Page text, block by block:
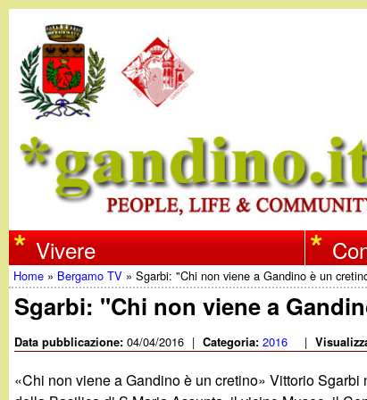
w
w
w
.
Vivere
Tu
sei
qui
Home » Bergamo TV »Sgarbi: "Chi non viene a Gandino è un
Sgarbi: "Chi non viene a
Data pubblicazione:04/04/2016 | Categoria:2016 |
«Chi non viene a Gandino è un cretino» Vittorio